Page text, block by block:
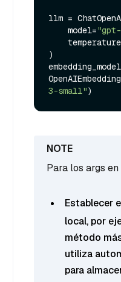
llm =
    model=
)
3-small"
Para los args
Establecer
local, por
método
utiliza
para